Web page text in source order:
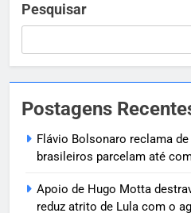
Pesquisar
Postagens
Flávio Bolsonaro reclama
brasileiros parcelam até
Apoio de Hugo Motta
reduz atrito de Lula com o